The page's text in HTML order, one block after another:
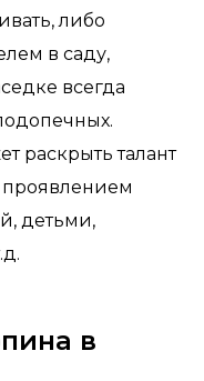
либо
в саду,
всегда
раскрыть талант
проявлением
детьми,
в